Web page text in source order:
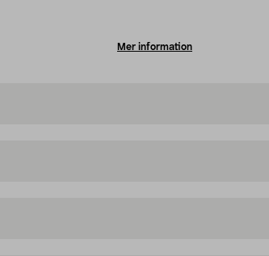
Mer information